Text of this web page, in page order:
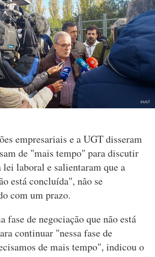
empresariais e a UGT disseram
de "mais tempo" para discutir
lei laboral e salientaram que a
está concluída", não se
com um prazo.
fase de negociação que não está
continuar "nessa fase de
de mais tempo", indicou o